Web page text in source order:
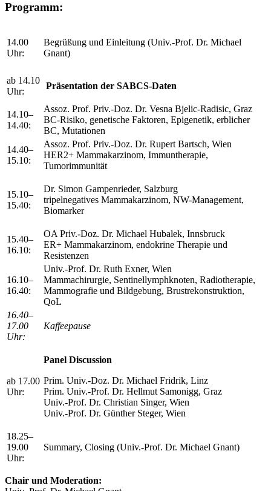
Programm:
14.00
Uhr:
Begrüßung und Einleitung (Univ.-Prof. Dr. Michael
Gnant)
ab 14.10
Uhr:
Präsentation der SABCS-Daten
14.10–
14.40:
Assoz. Prof. Priv.-Doz. Dr. Vesna Bjelic-Radisic, Graz
BC-Risiko, genetische Faktoren, Epigenetik, erblicher
BC, Mutationen
14.40–
15.10:
Assoz. Prof. Priv.-Doz. Dr. Rupert Bartsch, Wien
HER2+ Mammakarzinom, Immuntherapie,
Tumorimmunität
15.10–
15.40:
Dr. Simon Gampenrieder, Salzburg
tripelnegatives Mammakarzinom, NW-Management,
Biomarker
15.40–
16.10:
OA Priv.-Doz. Dr. Michael Hubalek, Innsbruck
ER+ Mammakarzinom, endokrine Therapie und
Resistenzen
16.10–
16.40:
Univ.-Prof. Dr. Ruth Exner, Wien
Mammachirurgie, Sentinellymphknoten, Radiotherapie,
Mammografie und Bildgebung, Brustrekonstruktion,
QoL
16.40–
17.00
Uhr:
Kaffeepause
ab 17.00
Uhr:
Panel Discussion
Prim. Univ.-Doz. Dr. Michael Fridrik, Linz
Prim. Univ.-Prof. Dr. Hellmut Samonigg, Graz
Univ.-Prof. Dr. Christian Singer, Wien
Univ.-Prof. Dr. Günther Steger, Wien
18.25–
19.00
Uhr:
Summary, Closing (Univ.-Prof. Dr. Michael Gnant)
Chair und Moderation: